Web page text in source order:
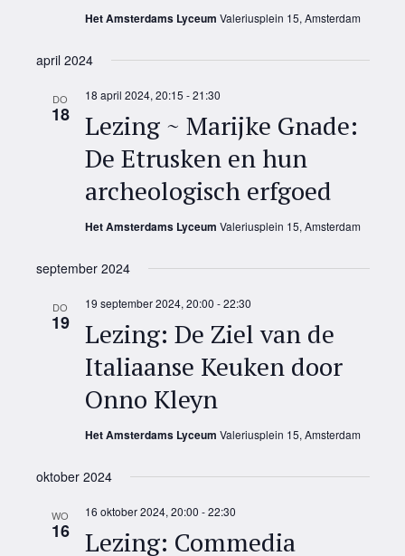
Het Amsterdams Lyceum Valeriusplein 15, Amsterdam
april 2024
DO
18
18 april 2024, 20:15 -21:30
Lezing ~ Marijke Gnade:
De Etrusken en hun
archeologisch erfgoed
Het Amsterdams Lyceum Valeriusplein 15, Amsterdam
september 2024
DO
19
19 september 2024, 20:00 -22:30
Lezing: De Ziel van de
Italiaanse Keuken door
Onno Kleyn
Het Amsterdams Lyceum Valeriusplein 15, Amsterdam
oktober 2024
WO
16
16 oktober 2024, 20:00 -22:30
Lezing: Commedia